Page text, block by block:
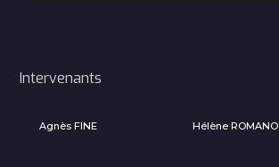
Intervenants
Agnès FINE Hélène ROMANO